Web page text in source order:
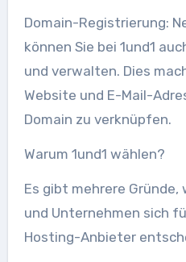
Domain-Registrierung:
können Sie bei 1und1
und verwalten. Dies
Website und E-Mail-
Domain zu verknüpfen.
Warum 1und1 wählen?
Es gibt mehrere Gründe,
und Unternehmen sich
Hosting-Anbieter